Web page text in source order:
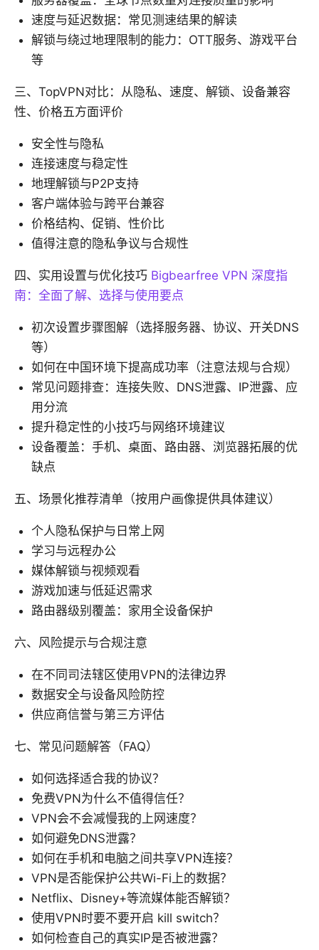
速度与延迟数据：常见测速结果的解读
解锁与绕过地理限制的能力：OTT服务、游戏平台
等
三、TopVPN对比：从隐私、速度、解锁、设备兼容
性、价格五方面评价
安全性与隐私
连接速度与稳定性
地理解锁与P2P支持
客户端体验与跨平台兼容
价格结构、促销、性价比
值得注意的隐私争议与合规性
四、实用设置与优化技巧 Bigbearfree VPN 深度指
南：全面了解、选择与使用要点
初次设置步骤图解（选择服务器、协议、开关DNS
等）
如何在中国环境下提高成功率（注意法规与合规）
常见问题排查：连接失败、DNS泄露、IP泄露、应
用分流
提升稳定性的小技巧与网络环境建议
设备覆盖：手机、桌面、路由器、浏览器拓展的优
缺点
五、场景化推荐清单（按用户画像提供具体建议）
个人隐私保护与日常上网
学习与远程办公
媒体解锁与视频观看
游戏加速与低延迟需求
路由器级别覆盖：家用全设备保护
六、风险提示与合规注意
在不同司法辖区使用VPN的法律边界
数据安全与设备风险防控
供应商信誉与第三方评估
七、常见问题解答（FAQ）
如何选择适合我的协议？
免费VPN为什么不值得信任？
VPN会不会减慢我的上网速度？
如何避免DNS泄露？
如何在手机和电脑之间共享VPN连接？
VPN是否能保护公共Wi-Fi上的数据？
Netflix、Disney+等流媒体能否解锁？
使用VPN时要不要开启 kill switch？
如何检查自己的真实IP是否被泄露？